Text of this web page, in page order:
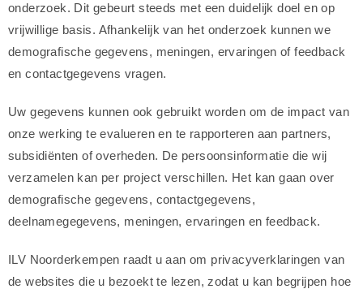
onderzoek. Dit gebeurt steeds met een duidelijk doel en op
vrijwillige basis. Afhankelijk van het onderzoek kunnen we
demografische gegevens, meningen, ervaringen of feedback
en contactgegevens vragen.
Uw gegevens kunnen ook gebruikt worden om de impact van
onze werking te evalueren en te rapporteren aan partners,
subsidiënten of overheden. De persoonsinformatie die wij
verzamelen kan per project verschillen. Het kan gaan over
demografische gegevens, contactgegevens,
deelnamegegevens, meningen, ervaringen en feedback.
ILV Noorderkempen raadt u aan om privacyverklaringen van
de websites die u bezoekt te lezen, zodat u kan begrijpen hoe